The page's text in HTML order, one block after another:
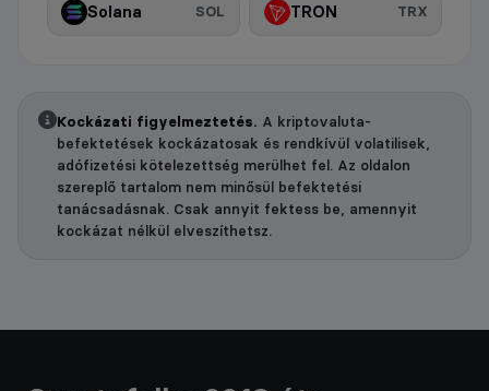
Solana SOL TRON TRX
Kockázati figyelmeztetés. A kriptovaluta-
befektetések kockázatosak és rendkívül volatilisek,
adófizetési kötelezettség merülhet fel. Az oldalon
szereplő tartalom nem minősül befektetési
tanácsadásnak. Csak annyit fektess be, amennyit
kockázat nélkül elveszíthetsz.